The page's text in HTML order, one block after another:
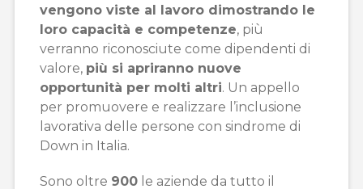
vengono viste al lavoro dimostrando le
loro capacità e competenze, più
verranno riconosciute come dipendenti di
valore, più si apriranno nuove
opportunità per molti altri. Un appello
per promuovere e realizzare l’inclusione
lavorativa delle persone con sindrome di
Down in Italia.
Sono oltre 900le aziende da tutto il